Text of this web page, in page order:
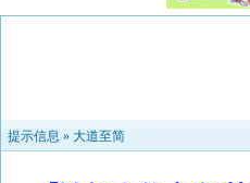
提示信息 » 大道至简